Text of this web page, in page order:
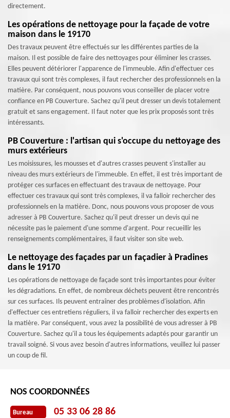
directement.
Les opérations de nettoyage pour la façade de votre
maison dans le 19170
Des travaux peuvent être effectués sur les différentes parties de la
maison. Il est possible de faire des nettoyages pour éliminer les crasses.
Elles peuvent détériorer l'apparence de l'immeuble. Afin d'effectuer ces
travaux qui sont très complexes, il faut rechercher des professionnels en la
matière. Par conséquent, nous pouvons vous conseiller de placer votre
confiance en PB Couverture. Sachez qu'il peut dresser un devis totalement
gratuit et sans engagement. Il faut noter que les prix proposés sont très
intéressants.
PB Couverture : l'artisan qui s'occupe du nettoyage des
murs extérieurs
Les moisissures, les mousses et d'autres crasses peuvent s'installer au
niveau des murs extérieurs de l'immeuble. En effet, il est très important de
protéger ces surfaces en effectuant des travaux de nettoyage. Pour
effectuer ces travaux qui sont très complexes, il va falloir rechercher des
professionnels en la matière. Donc, nous pouvons vous proposer de vous
adresser à PB Couverture. Sachez qu'il peut dresser un devis qui ne
nécessite pas le paiement d'une somme d'argent. Pour recueillir les
renseignements complémentaires, il faut visiter son site web.
Le nettoyage des façades par un façadier à Pradines
dans le 19170
Les opérations de nettoyage de façade sont très importantes pour éviter
les dégradations. En effet, de nombreux déchets peuvent être rencontrés
sur ces surfaces. Ils peuvent entraîner des problèmes d'isolation. Afin
d'effectuer ces entretiens réguliers, il va falloir rechercher des experts en
la matière. Par conséquent, vous avez la possibilité de vous adresser à PB
Couverture. Sachez qu'il a tous les équipements adaptés pour garantir un
travail soigné. Si vous avez besoin d'autres informations, veuillez lui passer
un coup de fil.
NOS COORDONNÉES
Bureau 05 33 06 28 86